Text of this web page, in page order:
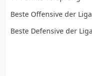
Beste Offensive der Liga
Beste Defensive der Liga